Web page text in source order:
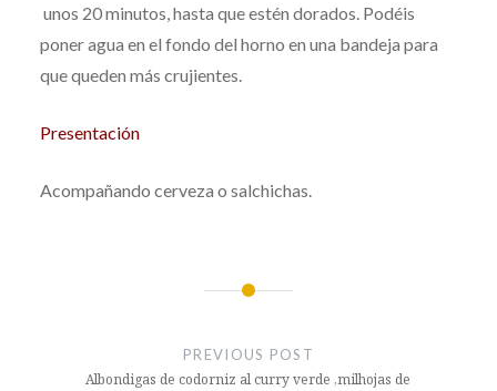
unos 20 minutos, hasta que estén dorados. Podéis
poner agua en el fondo del horno en una bandeja para
que queden más crujientes.
Presentación
Acompañando cerveza o salchichas.
PREVIOUS POST
Albondigas de codorniz al curry verde ,milhojas de